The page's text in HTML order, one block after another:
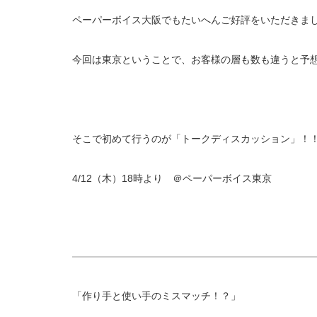
ペーパーボイス大阪でもたいへんご好評をいただきま
今回は東京ということで、お客様の層も数も違うと予
そこで初めて行うのが「トークディスカッション」！
4/12（木）18時より ＠ペーパーボイス東京
「作り手と使い手のミスマッチ！？」